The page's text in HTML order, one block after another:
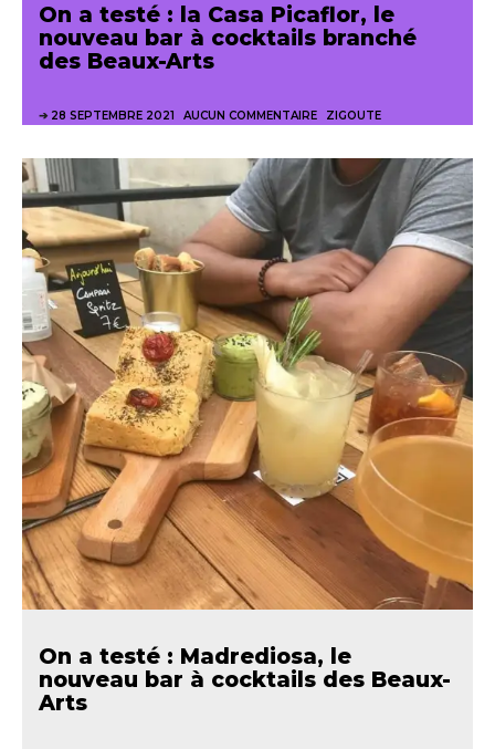
On a testé : la Casa Picaflor, le
nouveau bar à cocktails branché
des Beaux-Arts
28 SEPTEMBRE 2021 AUCUN COMMENTAIRE ZIGOUTE
On a testé : Madrediosa, le
nouveau bar à cocktails des Beaux-
Arts